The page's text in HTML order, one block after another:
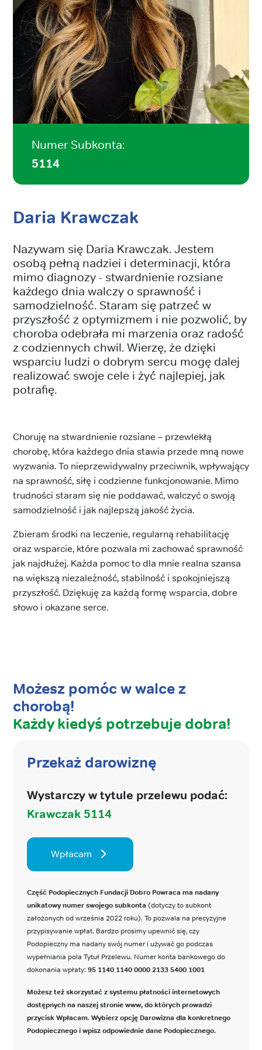
Numer Subkonta:
5114
Daria Krawczak
Nazywam się Daria Krawczak. Jestem
osobą pełną nadziei i determinacji, która
mimo diagnozy - stwardnienie rozsiane
każdego dnia walczy o sprawność i
samodzielność. Staram się patrzeć w
przyszłość z optymizmem i nie pozwolić, by
choroba odebrała mi marzenia oraz radość
z codziennych chwil. Wierzę, że dzięki
wsparciu ludzi o dobrym sercu mogę dalej
realizować swoje cele i żyć najlepiej, jak
potrafię.
Choruję na stwardnienie rozsiane – przewlekłą
chorobę, która każdego dnia stawia przede mną nowe
wyzwania. To nieprzewidywalny przeciwnik, wpływający
na sprawność, siłę i codzienne funkcjonowanie. Mimo
trudności staram się nie poddawać, walczyć o swoją
samodzielność i jak najlepszą jakość życia.
Zbieram środki na leczenie, regularną rehabilitację
oraz wsparcie, które pozwala mi zachować sprawność
jak najdłużej. Każda pomoc to dla mnie realna szansa
na większą niezależność, stabilność i spokojniejszą
przyszłość. Dziękuję za każdą formę wsparcia, dobre
słowo i okazane serce.
Możesz pomóc w walce z
chorobą!
Każdy kiedyś potrzebuje dobra!
Przekaż darowiznę
Wystarczy w tytule przelewu podać:
Krawczak 5114
Wpłacam
Część Podopiecznych Fundacji Dobro Powraca ma nadany
unikatowy numer swojego subkonta (dotyczy to subkont
założonych od września 2022 roku). To pozwala na precyzyjne
przypisywanie wpłat. Bardzo prosimy upewnić się, czy
Podopieczny ma nadany swój numer i używać go podczas
wypełniania pola Tytuł Przelewu. Numer konta bankowego do
dokonania wpłaty: 95 1140 1140 0000 2133 5400 1001
Możesz też skorzystać z systemu płatności internetowych
dostępnych na naszej stronie www, do których prowadzi
przycisk Wpłacam. Wybierz opcję Darowizna dla konkretnego
Podopiecznego i wpisz odpowiednie dane Podopiecznego.